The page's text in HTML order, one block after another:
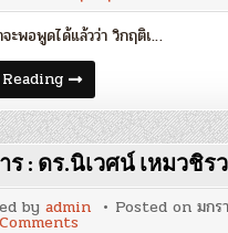
วิกฤติ
:
ดร.นิเวศน์
เหม
วชิร
ว
รากร
ะพอพูดได้แล้วว่า วิกฤติเ…
บท
เรียน
หลัง
วิกฤติ
:
ดร.นิเวศน์
เหม
วชิร
ว
รากร
: ดร.นิเวศน์ เหมวชิร
byadmin Posted onมกร